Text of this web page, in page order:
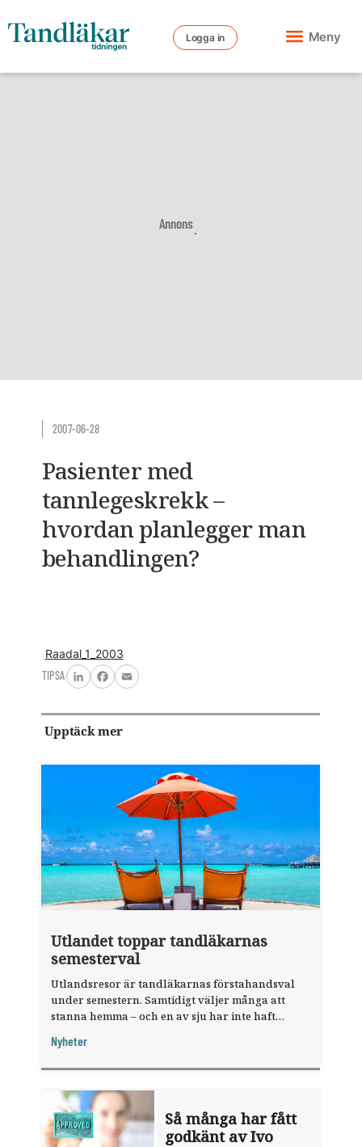
Logga in Meny
Annons
2007-06-28
Pasienter med
tannlegeskrekk –
hvordan planlegger man
behandlingen?
Raadal_1_2003
TIPSA
LinkedInFacebook
Email
Upptäck mer
Utlandet toppar tandläkarnas
semesterval
Utlandsresor är tandläkarnas förstahandsval
under semestern. Samtidigt väljer många att
stanna hemma – och en av sju har inte haft
fråga".
Nyheter
Så många har fått
godkänt av Ivo